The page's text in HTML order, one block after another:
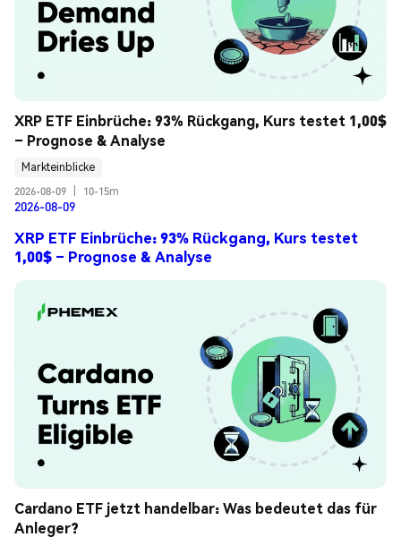
XRP ETF Einbrüche: 93% Rückgang, Kurs testet 1,00$
– Prognose & Analyse
Markteinblicke
2026-08-09
10-15m
2026-08-09
XRP ETF Einbrüche: 93% Rückgang, Kurs testet
1,00$ – Prognose & Analyse
Cardano ETF jetzt handelbar: Was bedeutet das für
Anleger?